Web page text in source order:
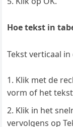
Hoe tekst in
Tekst verticaal
Klik met de
vorm of het
Klik in het
vervolgens op